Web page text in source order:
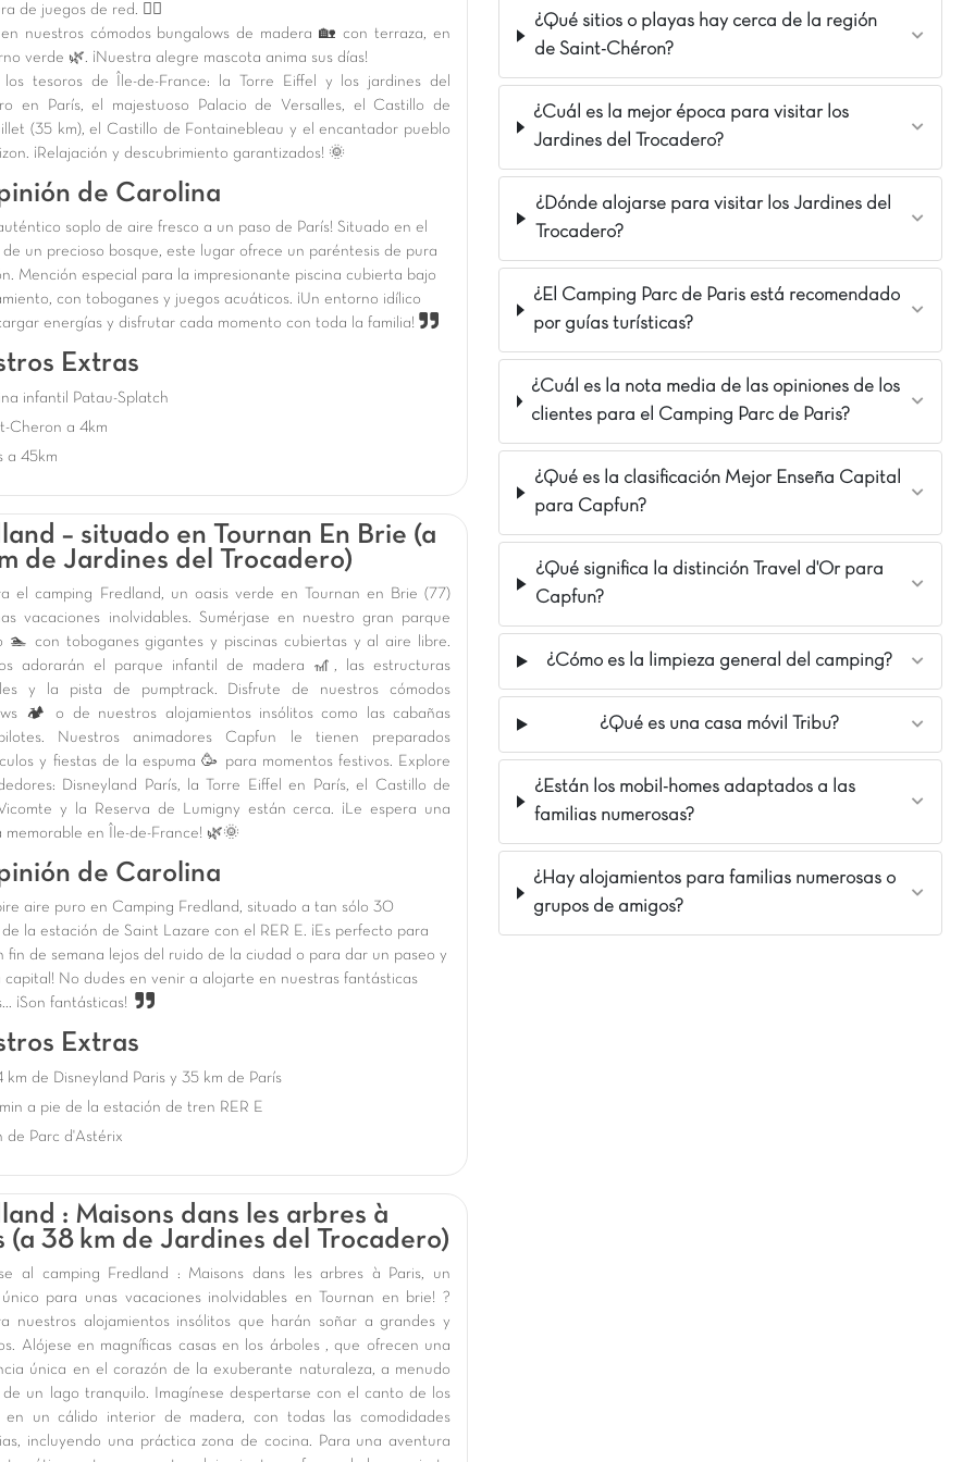
de juegos de red. 🤸‍♂️
nuestros cómodos bungalows de madera 🏡 con terraza, en
verde 🌿. ¡Nuestra alegre mascota anima sus días!
los tesoros de Île-de-France: la Torre Eiffel y los jardines del
en París, el majestuoso Palacio de Versalles, el Castillo de
(35 km), el Castillo de Fontainebleau y el encantador pueblo
¡Relajación y descubrimiento garantizados! 🌞
de Carolina
soplo de aire fresco a un paso de París! Situado en el
de un precioso bosque, este lugar ofrece un paréntesis de pura
Mención especial para la impresionante piscina cubierta bajo
con toboganes y juegos acuáticos. ¡Un entorno idílico
energías y disfrutar cada momento con toda la familia!
Extras
infantil Patau-Splatch
Cheron a 4km
a 45km
– situado en Tournan En Brie (a
de Jardines del Trocadero)
el camping Fredland, un oasis verde en Tournan en Brie (77)
vacaciones inolvidables. Sumérjase en nuestro gran parque
🏊 con toboganes gigantes y piscinas cubiertas y al aire libre.
adorarán el parque infantil de madera 🎢, las estructuras
y la pista de pumptrack. Disfrute de nuestros cómodos
🏕️ o de nuestros alojamientos insólitos como las cabañas
Nuestros animadores Capfun le tienen preparados
y fiestas de la espuma 🥳 para momentos festivos. Explore
Disneyland París, la Torre Eiffel en París, el Castillo de
Vicomte y la Reserva de Lumigny están cerca. ¡Le espera una
memorable en Île-de-France! 🌿🌞
de Carolina
aire puro en Camping Fredland, situado a tan sólo 30
la estación de Saint Lazare con el RER E. ¡Es perfecto para
fin de semana lejos del ruido de la ciudad o para dar un paseo y
capital! No dudes en venir a alojarte en nuestras fantásticas
¡Son fantásticas!
Extras
km de Disneyland Paris y 35 km de París
a pie de la estación de tren RER E
de Parc d'Astérix
: Maisons dans les arbres à
(a 38 km de Jardines del Trocadero)
al camping Fredland : Maisons dans les arbres à Paris, un
para unas vacaciones inolvidables en Tournan en brie! ?
nuestros alojamientos insólitos que harán soñar a grandes y
Alójese en magníficas casas en los árboles , que ofrecen una
única en el corazón de la exuberante naturaleza, a menudo
de un lago tranquilo. Imagínese despertarse con el canto de los
en un cálido interior de madera, con todas las comodidades
incluyendo una práctica zona de cocina. Para una aventura
¿Qué sitios o playas hay cerca de la región
de Saint-Chéron?
¿Cuál es la mejor época para visitar los
Jardines del Trocadero?
¿Dónde alojarse para visitar los Jardines del
Trocadero?
¿El Camping Parc de Paris está recomendado
por guías turísticas?
¿Cuál es la nota media de las opiniones de los
clientes para el Camping Parc de Paris?
¿Qué es la clasificación Mejor Enseña Capital
para Capfun?
¿Qué significa la distinción Travel d'Or para
Capfun?
¿Cómo es la limpieza general del camping?
¿Qué es una casa móvil Tribu?
¿Están los mobil-homes adaptados a las
familias numerosas?
¿Hay alojamientos para familias numerosas o
grupos de amigos?